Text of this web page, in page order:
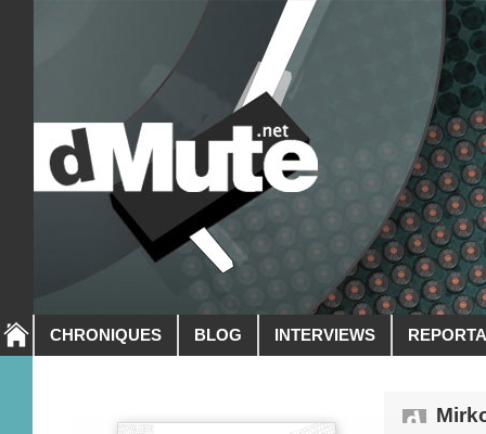
CHRONIQUES BLOG INTERVIEWS